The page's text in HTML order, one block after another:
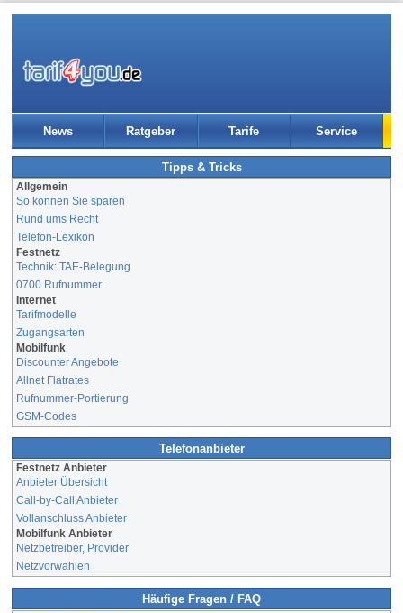
News Ratgeber Tarife Service
Tipps & Tricks
Allgemein
So können Sie sparen
Rund ums Recht
Telefon-Lexikon
Festnetz
Technik: TAE-Belegung
0700 Rufnummer
Internet
Tarifmodelle
Zugangsarten
Mobilfunk
Discounter Angebote
Allnet Flatrates
Rufnummer-Portierung
GSM-Codes
Telefonanbieter
Festnetz Anbieter
Anbieter Übersicht
Call-by-Call Anbieter
Vollanschluss Anbieter
Mobilfunk Anbieter
Netzbetreiber, Provider
Netzvorwahlen
Häufige Fragen / FAQ